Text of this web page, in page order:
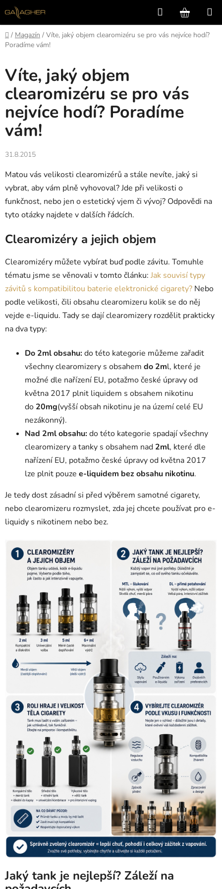
Přejít
na
obsah
Hledat
KOŠÍK
Domů
/ Magazín / Víte, jaký objem clearomizéru se pro vás nejvíce hodí?
Poradíme vám!
Víte, jaký objem
clearomizéru se pro vás
nejvíce hodí? Poradíme
vám!
31.8.2015
Matou vás velikosti clearomizérů a stále nevíte, jaký si
vybrat, aby vám plně vyhovoval? Jde při velikosti o
funkčnost, nebo jen o estetický vjem či vývoj? Odpovědi na
tyto otázky najdete v dalších řádcích.
Clearomizéry a jejich objem
Clearomizéry můžete vybírat buď podle závitu. Tomuhle
tématu jsme se věnovali v tomto článku: Jak souvisí typy
závitů s kompatibilitou baterie elektronické cigarety? Nebo
podle velikosti, čili obsahu clearomizeru kolik se do něj
vejde e-liquidu. Tady se dají clearomizery rozdělit prakticky
na dva typy:
Do 2ml obsahu:do této kategorie můžeme zařadit
všechny clearomizery s obsahem do 2ml, které je
možné dle nařízení EU, potažmo české úpravy od
května 2017 plnit liquidem s obsahem nikotinu
do 20mg(vyšší obsah nikotinu je na území celé EU
nezákonný).
Nad 2ml obsahu:do této kategorie spadají všechny
clearomizery a tanky s obsahem nad 2ml, které dle
nařízení EU, potažmo české úpravy od května 2017
lze plnit pouze e-liquidem bez obsahu nikotinu.
Je tedy dost zásadní si před výběrem samotné cigarety,
nebo clearomizeru rozmyslet, zda jej chcete používat pro e-
liquidy s nikotinem nebo bez.
Jaký tank je nejlepší? Záleží na